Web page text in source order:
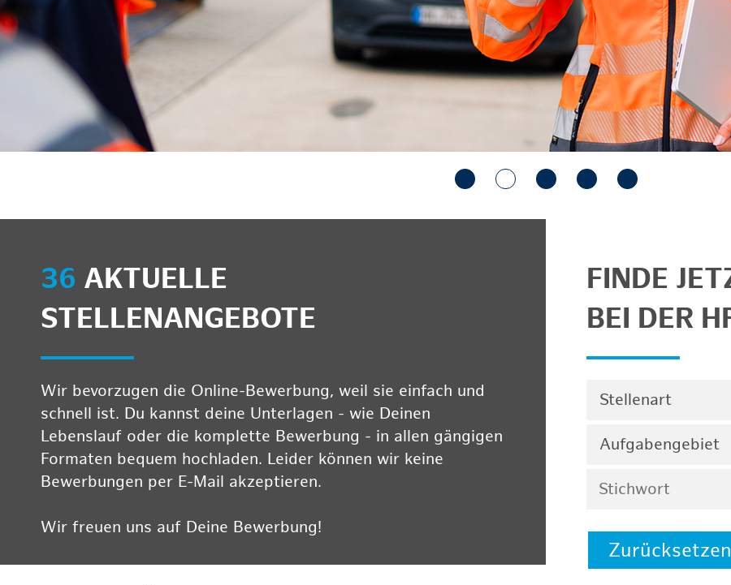
anzeigen/schließen
36 AKTUELLE
STELLENANGEBOTE
Wir bevorzugen die Online-Bewerbung, weil sie einfach und
schnell ist. Du kannst deine Unterlagen - wie Deinen
Lebenslauf oder die komplette Bewerbung - in allen gängigen
Formaten bequem hochladen. Leider können wir keine
Bewerbungen per E-Mail akzeptieren.
Wir freuen uns auf Deine Bewerbung!
FINDE
BEI DER
Stellenart
Aufgabengebiet
Zurücksetzen